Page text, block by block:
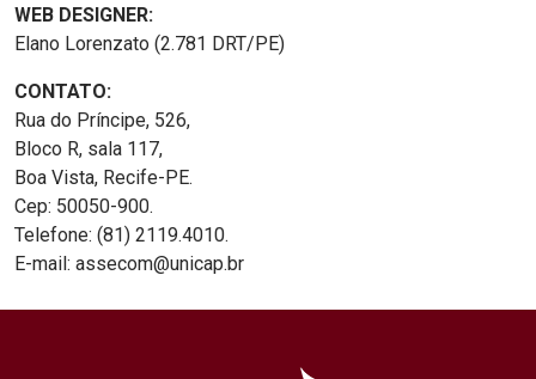
WEB DESIGNER:
Elano Lorenzato (2.781 DRT/PE)
CONTATO:
Rua do Príncipe, 526,
Bloco R, sala 117,
Boa Vista, Recife-PE.
Cep: 50050-900.
Telefone: (81) 2119.4010.
E-mail: assecom@unicap.br